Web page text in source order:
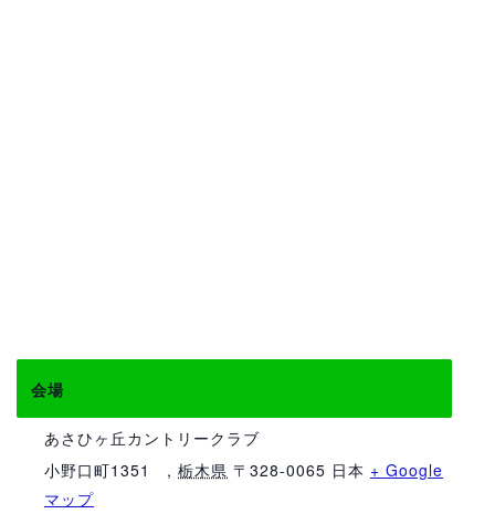
会場
あさひヶ丘カントリークラブ
小野口町1351 , 栃木県 〒328-0065 日本 + Google
マップ